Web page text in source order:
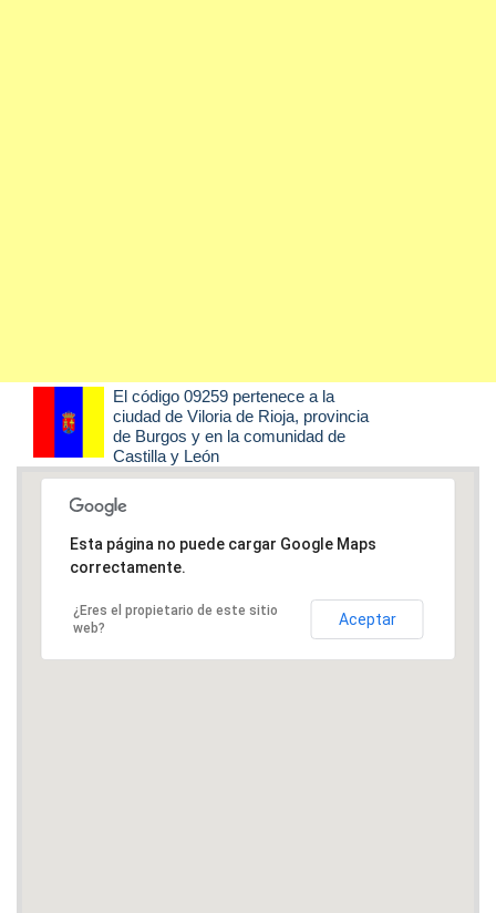
El código 09259 pertenece a la
ciudad de Viloria de Rioja, provincia
de Burgos y en la comunidad de
Castilla y León
Esta página no puede cargar Google Maps
correctamente.
¿Eres el propietario de este sitio
web?
Aceptar